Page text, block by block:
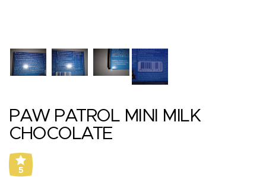
PAW PATROL MINI MILK
CHOCOLATE
5